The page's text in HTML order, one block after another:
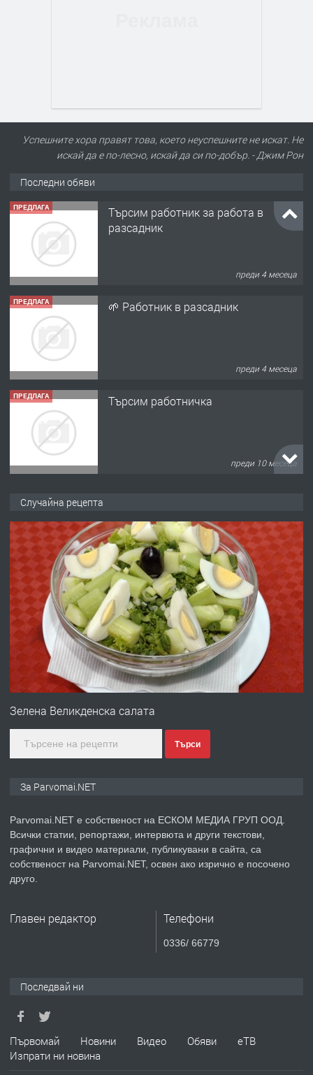
Успешните хора правят това, което неуспешните не искат. Не
искай да е по-лесно, искай да си по-добър. - Джим Рон
Последни обяви
ПРЕДЛАГА
Търсим работник за работа в
разсадник
преди 4 месеца
ПРЕДЛАГА 🌱 Работник в разсадник
преди 4 месеца
ПРЕДЛАГА Търсим работничка
преди 10 месеца
преди 1 година
ПРЕДЛАГА Работа за общи работници
преди 1 година
Първи поход "По стъпките на Ангел
преди 1 година
ПРЕДЛАГА Уроци по Математика
ТЪРСИ
Случайна рецепта
Зелена Великденска салата
Търси
За Parvomai.NET
Parvomai.NET е собственост на ЕСКОМ МЕДИА ГРУП ООД.
Всички статии, репортажи, интервюта и други текстови,
графични и видео материали, публикувани в сайта, са
собственост на Parvomai.NET, освен ако изрично е посочено
друго.
Главен редактор Телефони
0336/ 66779
Последвай ни
Първомай Новини Видео Обяви
еТВ
Изпрати ни новина